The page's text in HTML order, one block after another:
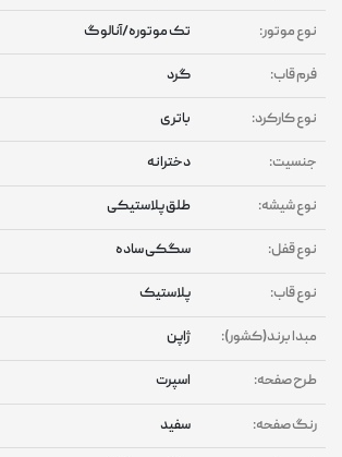
موتور: تک موتوره/آنالوگ
قاب:
کارکرد: باتری
دخترانه
شیشه: طلق پلاستیکی
قفل: سگکی ساده
قاب: پلاستیک
برند(کشور):
صفحه: اسپرت
صفحه: سفید